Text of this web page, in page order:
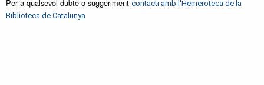
Per a qualsevol dubte o suggeriment contacti amb l'Hemeroteca de la
Biblioteca de Catalunya